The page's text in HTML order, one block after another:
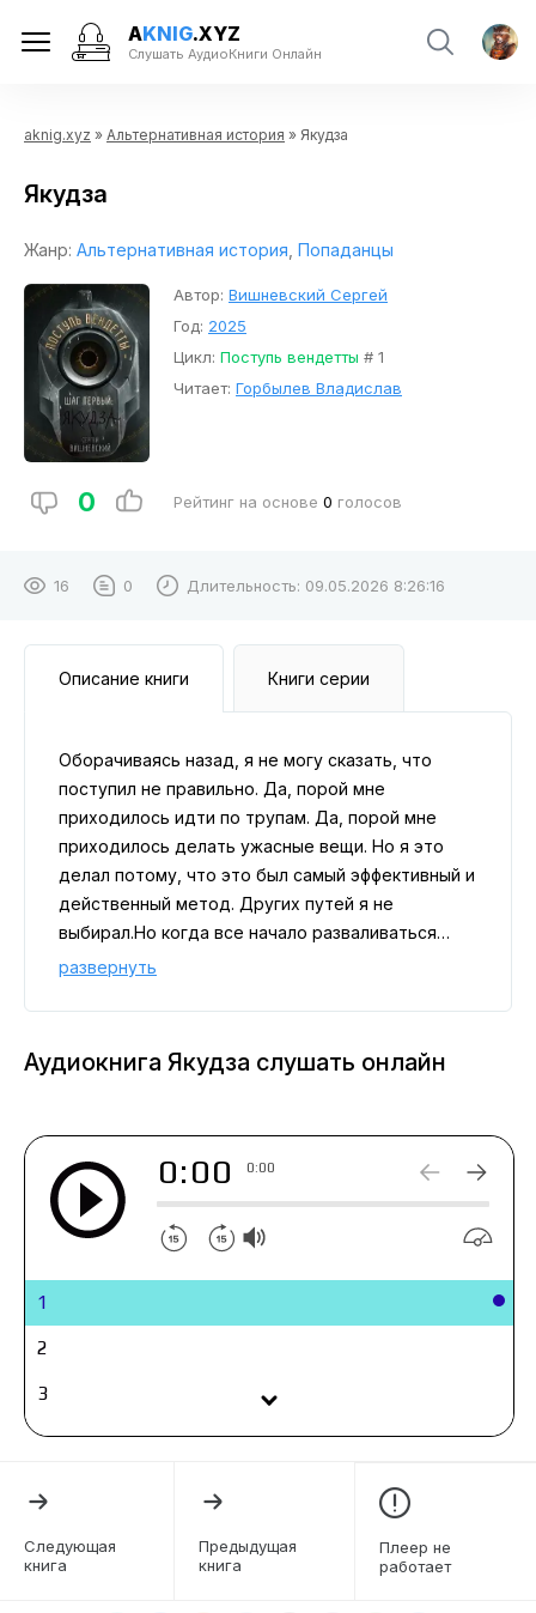
AKNIG.XYZ
Слушать АудиоКниги Онлайн
aknig.xyz » Альтернативная история » Якудза
Якудза
Жанр: Альтернативная история Попаданцы
Автор: Вишневский Сергей
Год: 2025
Цикл: Поступь вендетты # 1
Читает: Горбылев Владислав
0 Рейтинг на основе 0 голосов
16 0 Длительность: 09.05.2026 8:26:16
Описание книги Книги серии
Оборачиваясь назад, я не могу сказать, что
поступил не правильно. Да, порой мне
приходилось идти по трупам. Да, порой мне
приходилось делать ужасные вещи. Но я это
делал потому, что это был самый эффективный и
действенный метод. Других путей я не
выбирал.Но когда все начало разваливаться…
Меня сделали крайним.Нет, не потому, что я
эффективный и действенный метод.
развернуть
Аудиокнига Якудза слушать онлайн
0:00 0:00
1
2
3
4
7
Следующая
книга
Предыдущая
книга
Плеер не
работает